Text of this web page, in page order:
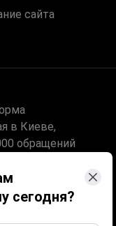
сегодня?
сайта
в Киеве,
обращений
странах. Услуга
только по цене
получает